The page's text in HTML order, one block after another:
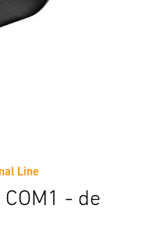
Line
- de